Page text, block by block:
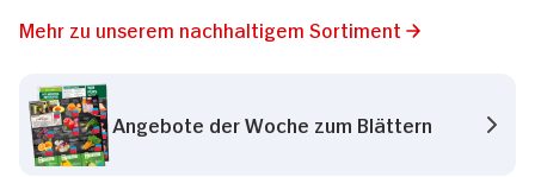
Mehr zu unserem nachhaltigem Sortiment
Angebote der Woche zum Blättern